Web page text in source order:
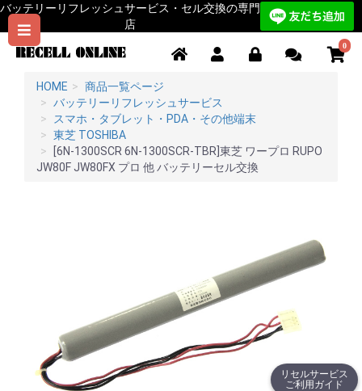
リセルサービス
ご利用ガイド
バッテリーリフレッシュサービス・セル交換の専門
店
0
HOME
商品一覧ページ
バッテリーリフレッシュサービス
スマホ・タブレット・PDA・その他端末
東芝 TOSHIBA
[6N-1300SCR 6N-1300SCR-TBR]東芝 ワープロ RUPO
JW80F JW80FX プロ 他 バッテリーセル交換